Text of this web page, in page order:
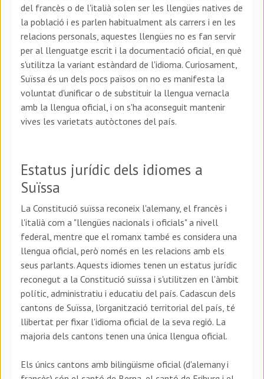
del francès o de l'italià solen ser les llengües natives de
la població i es parlen habitualment als carrers i en les
relacions personals, aquestes llengües no es fan servir
per al llenguatge escrit i la documentació oficial, en què
s'utilitza la variant estàndard de l'idioma. Curiosament,
Suïssa és un dels pocs països on no es manifesta la
voluntat d'unificar o de substituir la llengua vernacla
amb la llengua oficial, i on s'ha aconseguit mantenir
vives les varietats autòctones del país.
Estatus jurídic dels idiomes a
Suïssa
La Constitució suïssa reconeix l'alemany, el francès i
l'italià com a "llengües nacionals i oficials" a nivell
federal, mentre que el romanx també es considera una
llengua oficial, però només en les relacions amb els
seus parlants. Aquests idiomes tenen un estatus jurídic
reconegut a la Constitució suïssa i s'utilitzen en l'àmbit
polític, administratiu i educatiu del país. Cadascun dels
cantons de Suïssa, l'organització territorial del país, té
llibertat per fixar l'idioma oficial de la seva regió. La
majoria dels cantons tenen una única llengua oficial.
Els únics cantons amb bilingüisme oficial (d'alemany i